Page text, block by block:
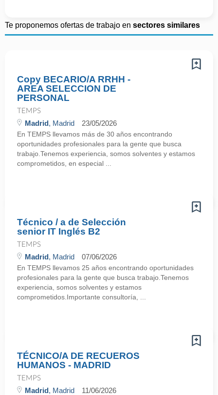
Te proponemos ofertas de trabajo en sectores similares
Copy BECARIO/A RRHH -
AREA SELECCION DE
PERSONAL
TEMPS
Madrid, Madrid 23/05/2026
En TEMPS llevamos más de 30 años encontrando
oportunidades profesionales para la gente que busca
trabajo.Tenemos experiencia, somos solventes y estamos
comprometidos, en especial ...
Técnico / a de Selección
senior IT Inglés B2
TEMPS
Madrid, Madrid 07/06/2026
En TEMPS llevamos 25 años encontrando oportunidades
profesionales para la gente que busca trabajo.Tenemos
experiencia, somos solventes y estamos
comprometidos.Importante consultoría, ...
TÉCNICO/A DE RECUEROS
HUMANOS - MADRID
TEMPS
Madrid, Madrid 11/06/2026